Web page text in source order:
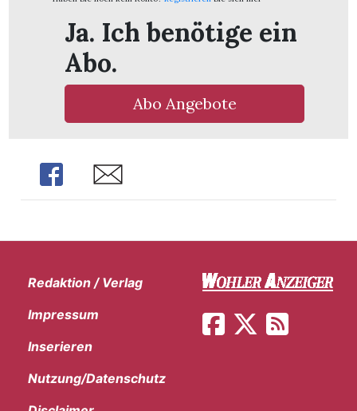
Ja. Ich benötige ein
Abo.
Abo Angebote
Share Share
Redaktion / Verlag
Impressum
Inserieren
Nutzung/Datenschutz